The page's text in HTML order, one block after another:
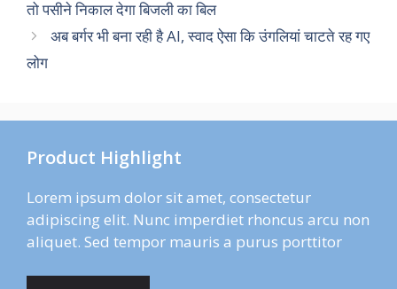
तो पसीने निकाल देगा बिजली का बिल
अब बर्गर भी बना रही है AI, स्वाद ऐसा कि उंगलियां चाटते रह गए
लोग
Product Highlight
Lorem ipsum dolor sit amet, consectetur
adipiscing elit. Nunc imperdiet rhoncus arcu non
aliquet. Sed tempor mauris a purus porttitor